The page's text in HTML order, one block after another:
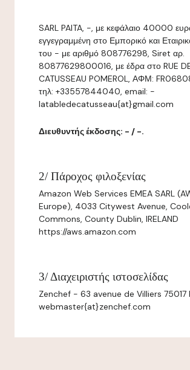
SARL PAITA, -, με κεφάλαιο 40000
εγγεγραμμένη στο Εμπορικό και
του - με αριθμό 808776298, Siret αρ.
80877629800016, με έδρα στο RUE
CATUSSEAU POMEROL, ΑΦΜ:
τηλ: +33557844040, email: -
latabledecatusseau{at}gmail.com
Διευθυντής έκδοσης: - / -.
2/ Πάροχος φιλοξενίας
Amazon Web Services EMEA SARL
Europe), 4033 Citywest Avenue,
Commons, County Dublin, IRELAND
https://aws.amazon.com
3/ Διαχειριστής ιστοσελίδας
Zenchef - 63 avenue de Villiers 75017
webmaster{at}zenchef.com